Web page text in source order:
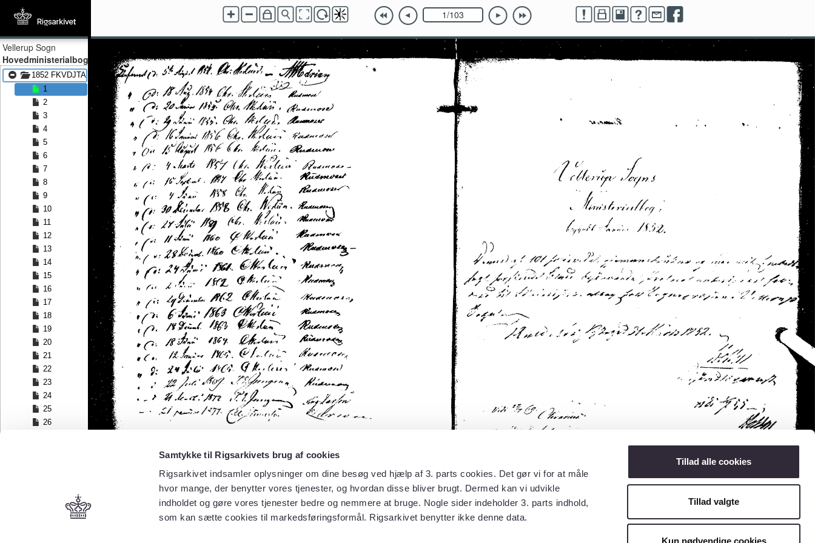
Samtykke til Rigsarkivets brug af cookies
Rigsarkivet indsamler oplysninger om dine besøg ved hjælp af 3. parts cookies. Det gør vi for at måle
hvor mange, der benytter vores tjenester, og hvordan disse bliver brugt. Dermed kan vi udvikle
indholdet og gøre vores tjenester bedre og nemmere at bruge. Nogle sider indeholder 3. parts indhold,
som kan sætte cookies til markedsføringsformål. Rigsarkivet benytter ikke denne data.
Tillad alle cookies
Tillad valgte
Kun nødvendige cookies
Vellerup Sogn
Hovedministerialbog
1852 FKVDJTA - 1873 FKVDJTA
1
2
3
4
5
6
7
8
9
10
11
12
13
14
15
16
17
18
19
20
21
22
23
24
25
26